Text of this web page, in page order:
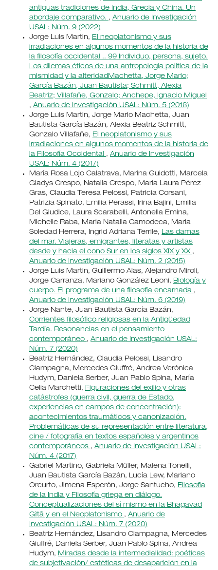
antiguas tradiciones de India, Grecia y China. Un
abordaje comparativo. , Anuario de Investigación
USAL: Núm. 9 (2022)
Jorge Luis Martin, El neoplatonismo y sus
irradiaciones en algunos momentos de la historia de
la filosofía occidental .. 99 Individuo, persona, sujeto.
Los dilemas éticos de una antropología política de la
mismidad y la alteridadMachetta, Jorge Mario;
García Bazán, Juan Bautista; Schmitt, Alexia
Beatriz; Villafañe, Gonzalo; Anchepe, Ignacio Miguel
, Anuario de Investigación USAL: Núm. 5 (2018)
Jorge Luis Martin, Jorge Mario Machetta, Juan
Bautista García Bazán, Alexia Beatriz Schmitt,
Gonzalo Villafañe, El neoplatonismo y sus
irradiaciones en algunos momentos de la historia de
la Filosofía Occidental , Anuario de Investigación
USAL: Núm. 4 (2017)
María Rosa Lojo Calatrava, Marina Guidotti, Marcela
Gladys Crespo, Natalia Crespo, María Laura Pérez
Gras, Claudia Teresa Pelossi, Patricia Corsani,
Patrizia Spinato, Emilia Perassi, Irina Bajini, Emilia
Del Giudice, Laura Scarabelli, Antonella Emina,
Michelle Raba, María Natalia Camodeca, María
Soledad Herrera, Ingrid Adriana Terrile, Las damas
del mar. Viajeras, emigrantes, literatas y artistas
desde y hacia el cono Sur en los siglos XIX y XX ,
Anuario de Investigación USAL: Núm. 2 (2015)
Jorge Luis Martin, Guillermo Alas, Alejandro Miroli,
Jorge Carranza, Mariano González Leoni, Biología y
cuerpo. El programa de una filosofía encarnada ,
Anuario de Investigación USAL: Núm. 6 (2019)
Jorge Nante, Juan Bautista García Bazán,
Corrientes filosófico religiosas en la Antigüedad
Tardía. Resonancias en el pensamiento
contemporáneo , Anuario de Investigación USAL:
Núm. 7 (2020)
Beatriz Hernández, Claudia Pelossi, Lisandro
Ciampagna, Mercedes Giuffré, Andrea Verónica
Hudym, Daniela Serber, Juan Pablo Spina, María
Celia Marchetti, Figuraciones del exilio y otras
catástrofes (guerra civil, guerra de Estado,
experiencias en campos de concentración):
acontecimientos traumáticos y canonización.
Problemáticas de su representación entre literatura,
cine / fotografía en textos españoles y argentinos
contemporáneos , Anuario de Investigación USAL:
Núm. 4 (2017)
Gabriel Martino, Gabriela Müller, Malena Tonelli,
Juan Bautista García Bazán, Lucía Lew, Mariano
Orcurto, Jimena Esperón, Jorge Santucho, Filosofía
de la India y Filosofía griega en diálogo.
Conceptualizaciones del sí mismo en la Bhagavad
Gĩtã y en el Neoplatonismo , Anuario de
Investigación USAL: Núm. 7 (2020)
Beatriz Hernández, Lisandro Ciampagna, Mercedes
Giuffré, Daniela Serber, Juan Pablo Spina, Andrea
Hudym, Miradas desde la intermedialidad: poéticas
de subjetivación/ estéticas de desaparición en la